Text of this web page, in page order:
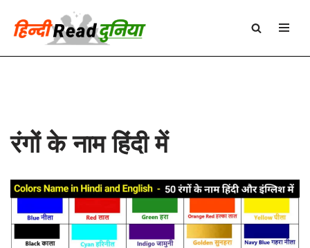
Skip
to
रंगों के नाम हिंदी में